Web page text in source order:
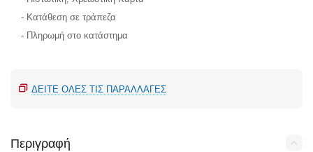
- Κατάθεση σε τράπεζα
- Πληρωμή στο κατάστημα
ΔΕΊΤΕ ΌΛΕΣ ΤΙΣ ΠΑΡΑΛΛΑΓΈΣ
Περιγραφή